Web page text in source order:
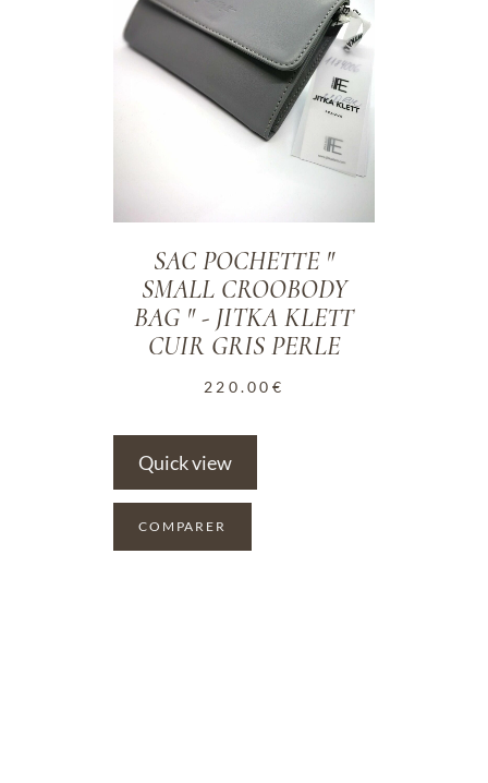
SAC POCHETTE "
SMALL CROOBODY
BAG " - JITKA KLETT
CUIR GRIS PERLE
220.00 €
Quick view
COMPARER